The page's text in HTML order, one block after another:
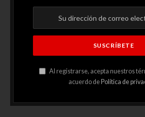
Al registrarse, acepta nuestros
acuerdo de Política de